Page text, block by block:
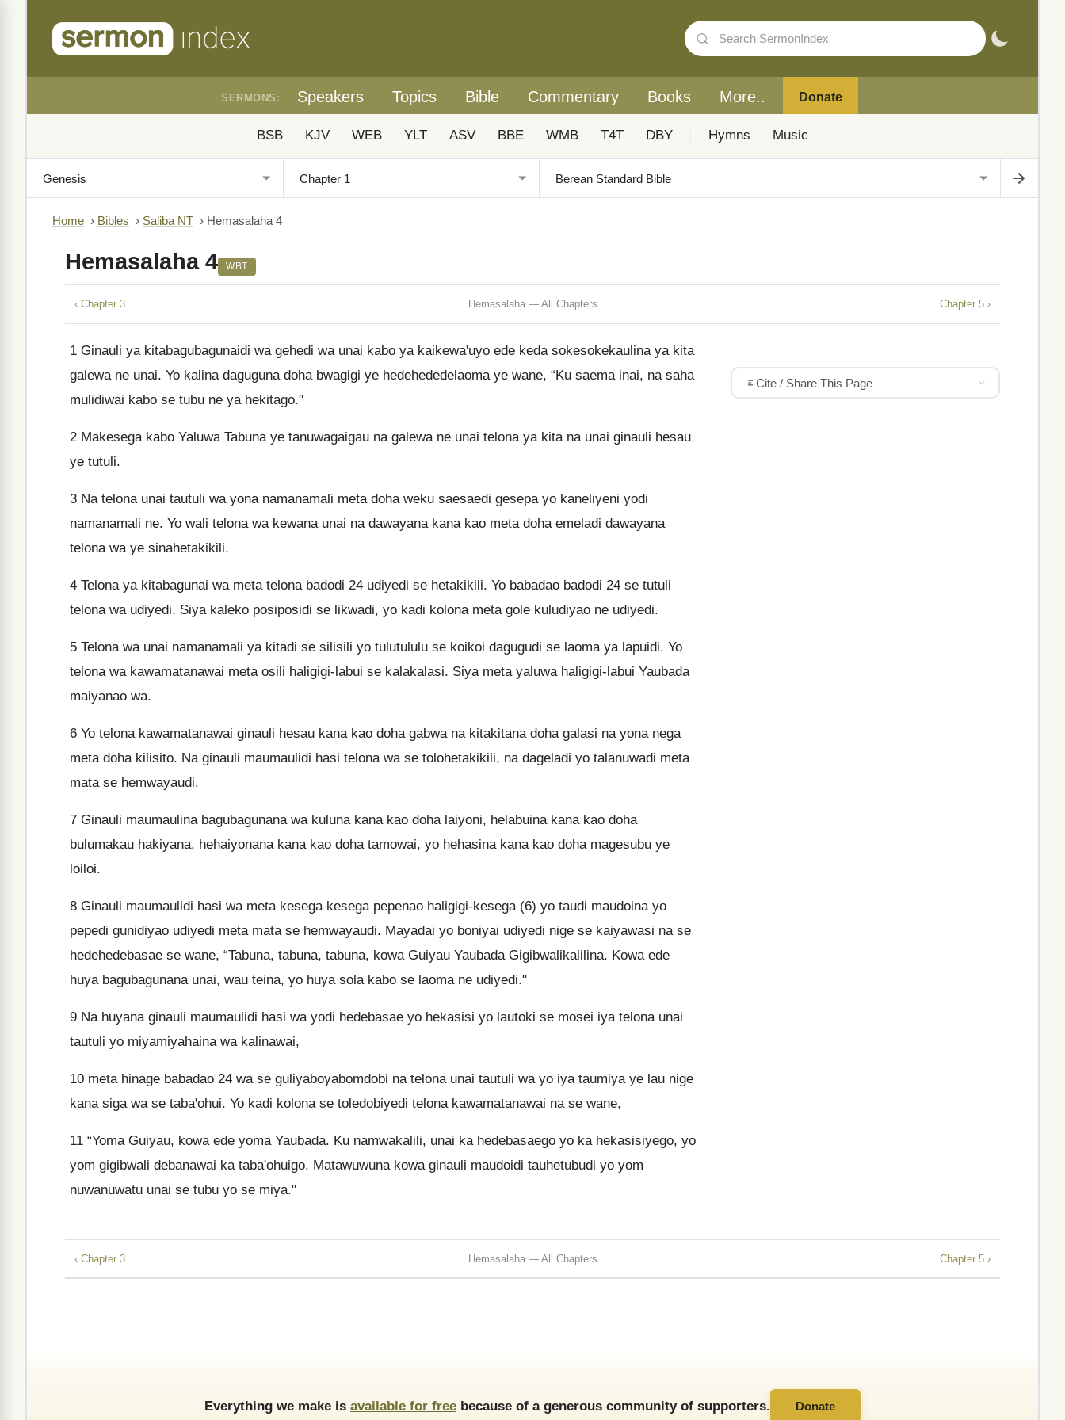
SERMONS: Speakers Topics Bible Commentary Books More.. Donate
BSB KJV WEB YLT ASV BBE WMB T4T DBY Hymns Music
Home › Bibles › Saliba NT › Hemasalaha 4
Hemasalaha 4 WBT
‹ Chapter 3 Hemasalaha — All Chapters Chapter 5 ›
1 Ginauli ya kitabagubagunaidi wa gehedi wa unai kabo ya kaikewaꞌuyo ede keda sokesokekaulina ya kita
galewa ne unai. Yo kalina daguguna doha bwagigi ye hedehededelaoma ye wane, “Ku saema inai, na saha
mulidiwai kabo se tubu ne ya hekitago."
2 Makesega kabo Yaluwa Tabuna ye tanuwagaigau na galewa ne unai telona ya kita na unai ginauli hesau
ye tutuli.
3 Na telona unai tautuli wa yona namanamali meta doha weku saesaedi gesepa yo kaneliyeni yodi
namanamali ne. Yo wali telona wa kewana unai na dawayana kana kao meta doha emeladi dawayana
telona wa ye sinahetakikili.
4 Telona ya kitabagunai wa meta telona badodi 24 udiyedi se hetakikili. Yo babadao badodi 24 se tutuli
telona wa udiyedi. Siya kaleko posiposidi se likwadi, yo kadi kolona meta gole kuludiyao ne udiyedi.
5 Telona wa unai namanamali ya kitadi se silisili yo tulutululu se koikoi dagugudi se laoma ya lapuidi. Yo
telona wa kawamatanawai meta osili haligigi-labui se kalakalasi. Siya meta yaluwa haligigi-labui Yaubada
maiyanao wa.
6 Yo telona kawamatanawai ginauli hesau kana kao doha gabwa na kitakitana doha galasi na yona nega
meta doha kilisito. Na ginauli maumaulidi hasi telona wa se tolohetakikili, na dageladi yo talanuwadi meta
mata se hemwayaudi.
7 Ginauli maumaulina bagubagunana wa kuluna kana kao doha laiyoni, helabuina kana kao doha
bulumakau hakiyana, hehaiyonana kana kao doha tamowai, yo hehasina kana kao doha magesubu ye
loiloi.
8 Ginauli maumaulidi hasi wa meta kesega kesega pepenao haligigi-kesega (6) yo taudi maudoina yo
pepedi gunidiyao udiyedi meta mata se hemwayaudi. Mayadai yo boniyai udiyedi nige se kaiyawasi na se
hedehedebasae se wane, “Tabuna, tabuna, tabuna, kowa Guiyau Yaubada Gigibwalikalilina. Kowa ede
huya bagubagunana unai, wau teina, yo huya sola kabo se laoma ne udiyedi."
9 Na huyana ginauli maumaulidi hasi wa yodi hedebasae yo hekasisi yo lautoki se mosei iya telona unai
tautuli yo miyamiyahaina wa kalinawai,
10 meta hinage babadao 24 wa se guliyaboyabomdobi na telona unai tautuli wa yo iya taumiya ye lau nige
kana siga wa se tabaꞌohui. Yo kadi kolona se toledobiyedi telona kawamatanawai na se wane,
11 “Yoma Guiyau, kowa ede yoma Yaubada. Ku namwakalili, unai ka hedebasaego yo ka hekasisiyego, yo
yom gigibwali debanawai ka tabaꞌohuigo. Matawuwuna kowa ginauli maudoidi tauhetubudi yo yom
nuwanuwatu unai se tubu yo se miya."
Cite / Share This Page
‹ Chapter 3 Hemasalaha — All Chapters Chapter 5 ›
Everything we make is available for free because of a generous community of supporters. Donate